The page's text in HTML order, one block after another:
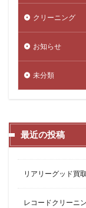
クリーニング
お知らせ
未分類
最近の投稿
リアリーグッド買
レコードクリーニ